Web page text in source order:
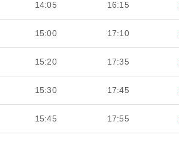
14:05 16:15
15:00 17:10
15:20 17:35
15:30 17:45
15:45 17:55